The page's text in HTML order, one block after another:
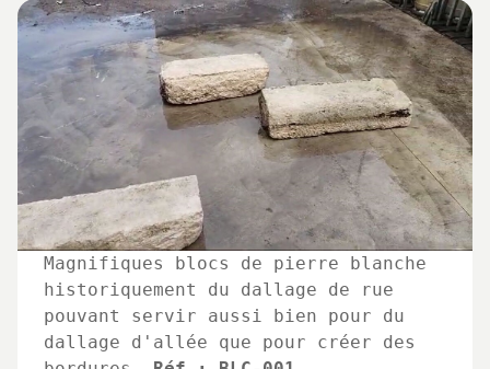
Magnifiques blocs de pierre blanche
historiquement du dallage de rue
pouvant servir aussi bien pour du
dallage d'allée que pour créer des